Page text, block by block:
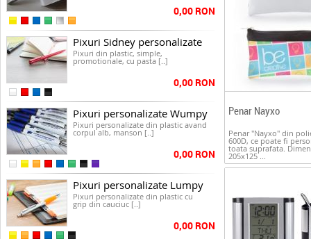
0,00 RON
Pixuri Sidney personalizate
Pixuri din plastic, simple,
promotionale, cu pasta [..]
0,00 RON
Pixuri personalizate Wumpy
Pixuri personalizate din plastic avand
corpul alb, manson [..]
0,00 RON
Pixuri personalizate Lumpy
Pixuri personalizate din plastic cu
grip din cauciuc [..]
0,00 RON
Penar Nayxo
Penar "Nayxo" din
600D, ce poate fi
toata suprafata.
205x125 ...